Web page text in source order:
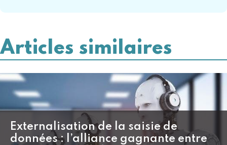
Articles similaires
Externalisation de la saisie de
données : l’alliance gagnante entre